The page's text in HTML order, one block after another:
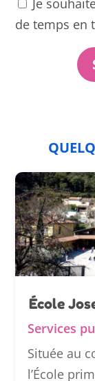
Je
de temps en
École
Services
Située au
l’École